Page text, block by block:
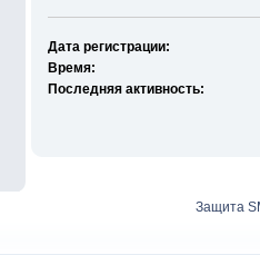
Дата регистрации:
Время:
Последняя активность:
Защита